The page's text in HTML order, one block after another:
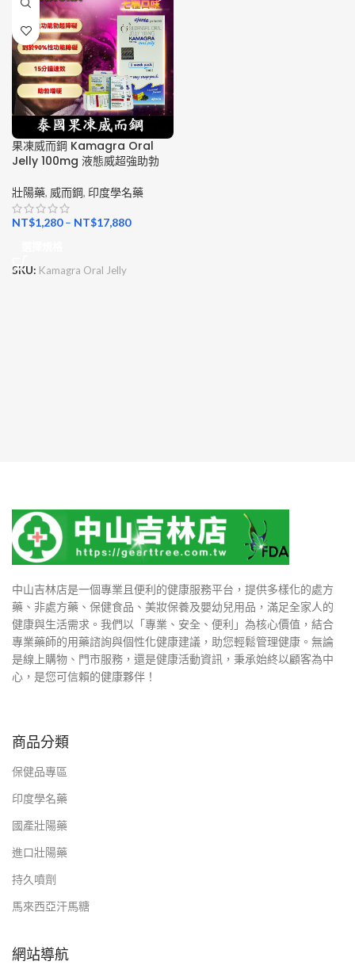
果凍威而鋼 Kamagra Oral
Jelly 100mg 液態威超強助勃
壯陽藥, 威而鋼, 印度學名藥
NT$1,280– NT$17,880
SKU: Kamagra Oral Jelly
中山吉林店是一個專業且便利的健康服務平台，提供多樣化的處方
藥、非處方藥、保健食品、美妝保養及嬰幼兒用品，滿足全家人的
健康與生活需求。我們以「專業、安全、便利」為核心價值，結合
專業藥師的用藥諮詢與個性化健康建議，助您輕鬆管理健康。無論
是線上購物、門市服務，還是健康活動資訊，秉承始終以顧客為中
心，是您可信賴的健康夥伴！
商品分類
保健品專區
印度學名藥
國產壯陽藥
進口壯陽藥
持久噴劑
馬來西亞汗馬糖
網站導航